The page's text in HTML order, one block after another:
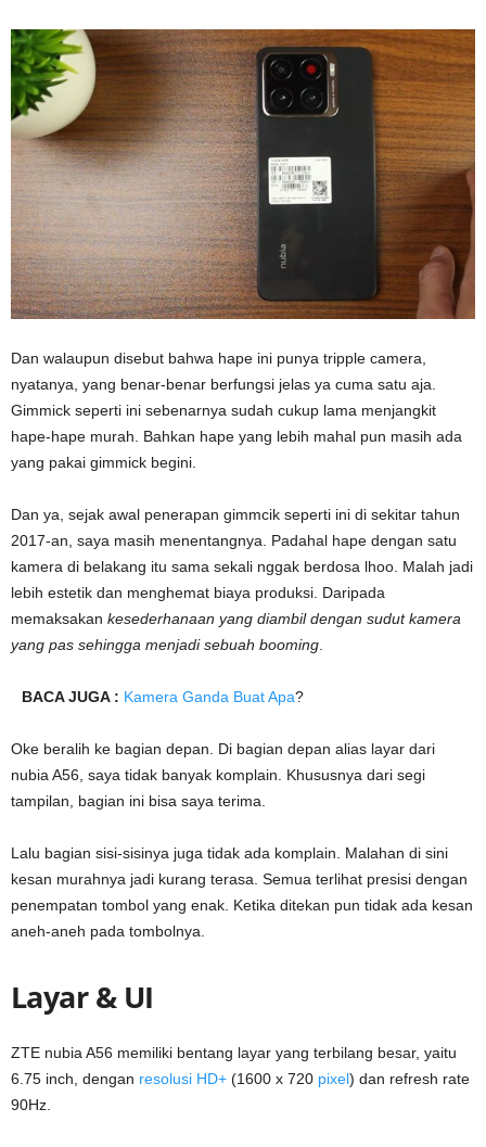
Dan walaupun disebut bahwa hape ini punya tripple camera,
nyatanya, yang benar-benar berfungsi jelas ya cuma satu aja.
Gimmick seperti ini sebenarnya sudah cukup lama menjangkit
hape-hape murah. Bahkan hape yang lebih mahal pun masih ada
yang pakai gimmick begini.
Dan ya, sejak awal penerapan gimmcik seperti ini di sekitar tahun
2017-an, saya masih menentangnya. Padahal hape dengan satu
kamera di belakang itu sama sekali nggak berdosa lhoo. Malah jadi
lebih estetik dan menghemat biaya produksi. Daripada
memaksakan kesederhanaan yang diambil dengan sudut kamera
yang pas sehingga menjadi sebuah booming.
BACA JUGA : Kamera Ganda Buat Apa?
Oke beralih ke bagian depan. Di bagian depan alias layar dari
nubia A56, saya tidak banyak komplain. Khususnya dari segi
tampilan, bagian ini bisa saya terima.
Lalu bagian sisi-sisinya juga tidak ada komplain. Malahan di sini
kesan murahnya jadi kurang terasa. Semua terlihat presisi dengan
penempatan tombol yang enak. Ketika ditekan pun tidak ada kesan
aneh-aneh pada tombolnya.
Layar & UI
ZTE nubia A56 memiliki bentang layar yang terbilang besar, yaitu
6.75 inch, dengan resolusi HD+ (1600 x 720 pixel) dan refresh rate
90Hz.